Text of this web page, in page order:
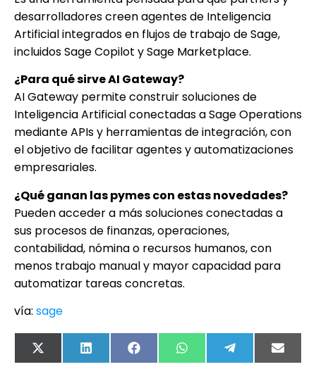
desarrolladores creen agentes de Inteligencia
Artificial integrados en flujos de trabajo de Sage,
incluidos Sage Copilot y Sage Marketplace.
¿Para qué sirve AI Gateway?
AI Gateway permite construir soluciones de
Inteligencia Artificial conectadas a Sage Operations
mediante APIs y herramientas de integración, con
el objetivo de facilitar agentes y automatizaciones
empresariales.
¿Qué ganan las pymes con estas novedades?
Pueden acceder a más soluciones conectadas a
sus procesos de finanzas, operaciones,
contabilidad, nómina o recursos humanos, con
menos trabajo manual y mayor capacidad para
automatizar tareas concretas.
vía: sage
X
(Twitter)
LinkedIn FacebookWhatsApp TelegramEmail